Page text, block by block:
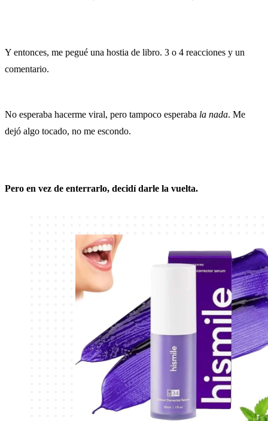
Y entonces, me pegué una hostia de libro. 3 o 4 reacciones y un
comentario.
No esperaba hacerme viral, pero tampoco esperaba la nada. Me
dejó algo tocado, no me escondo.
Pero en vez de enterrarlo, decidí darle la vuelta.